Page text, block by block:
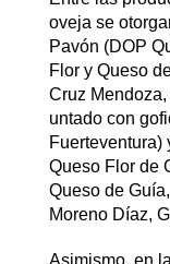
oveja se
Pavón (DOP
Flor y Queso
Cruz
untado con
Fuerteventura)
Queso Flor de
Queso de
Moreno Díaz,